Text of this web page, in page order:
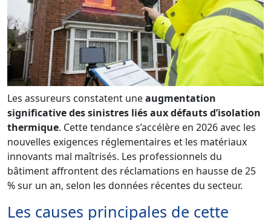
Les assureurs constatent uneaugmentation
significative des sinistres liés aux défauts d’isolation
thermique. Cette tendance s’accélère en 2026 avec les
nouvelles exigences réglementaires et les matériaux
innovants mal maîtrisés. Les professionnels du
bâtiment affrontent des réclamations en hausse de 25
% sur un an, selon les données récentes du secteur.
Les causes principales de cette